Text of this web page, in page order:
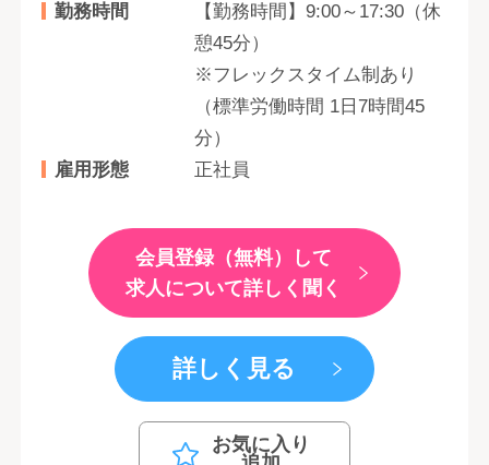
勤務時間
【勤務時間】9:00～17:30（休
憩45分）
※フレックスタイム制あり
（標準労働時間 1日7時間45
分）
雇用形態
正社員
会員登録（無料）して
求人について詳しく聞く
詳しく見る
お気に入り